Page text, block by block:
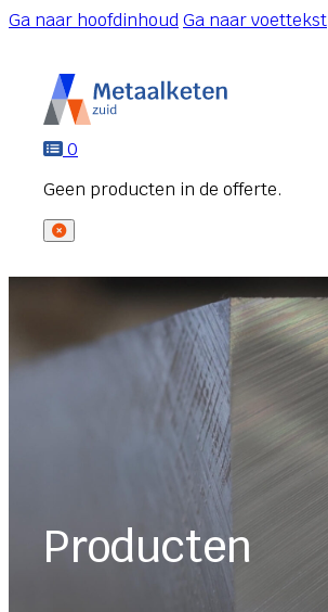
Ga naar hoofdinhoudGa naar voettekst
0
Producten